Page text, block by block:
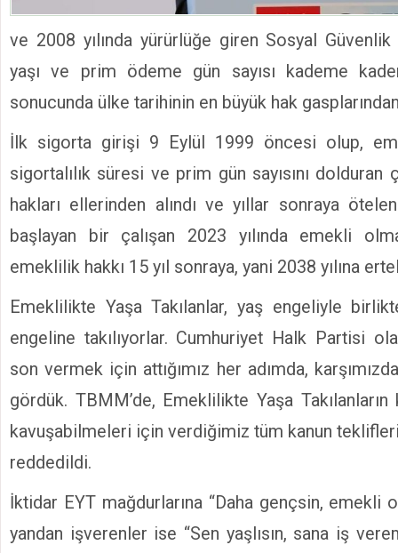
ve 2008 yılında yürürlüğe giren Sosyal
yaşı ve prim ödeme gün sayısı kademe
sonucunda ülke tarihinin en büyük hak
İlk sigorta girişi 9 Eylül 1999 öncesi olup,
sigortalılık süresi ve prim gün sayısını dolduran
hakları ellerinden alındı ve yıllar sonraya
başlayan bir çalışan 2023 yılında emekli
emeklilik hakkı 15 yıl sonraya, yani 2038 yılına
Emeklilikte Yaşa Takılanlar, yaş engeliyle
engeline takılıyorlar. Cumhuriyet Halk Partisi
son vermek için attığımız her adımda,
gördük. TBMM’de, Emeklilikte Yaşa Takılanların
kavuşabilmeleri için verdiğimiz tüm kanun
reddedildi.
İktidar EYT mağdurlarına “Daha gençsin, emekli
yandan işverenler ise “Sen yaşlısın, sana iş